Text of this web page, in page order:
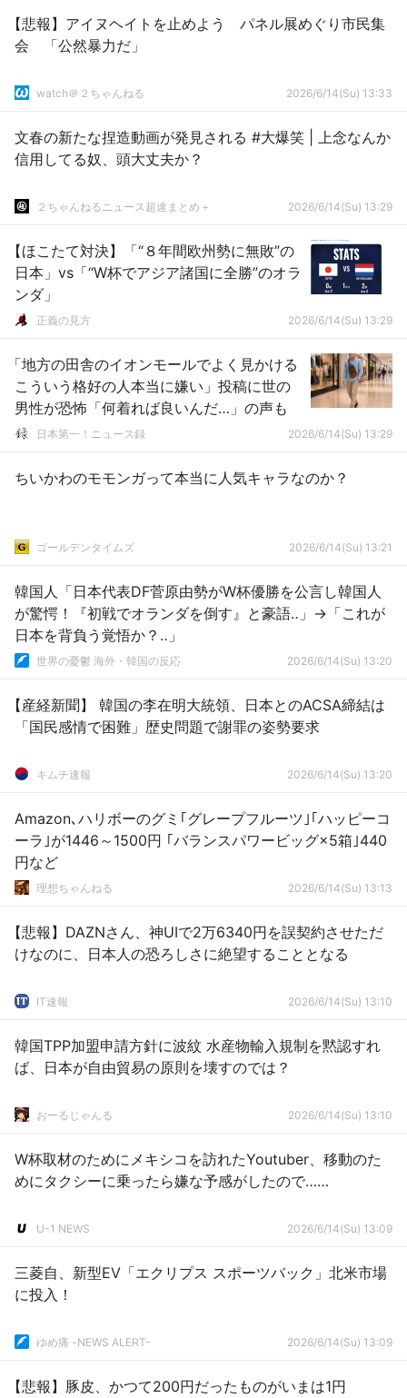
【悲報】アイヌヘイトを止めよう パネル展めぐり市民集
会 「公然暴力だ」
watch＠２ちゃんねる 2026/6/14(Su) 13:33
文春の新たな捏造動画が発見される #大爆笑 | 上念なんか
信用してる奴、頭大丈夫か？
２ちゃんねるニュース超速まとめ＋ 2026/6/14(Su) 13:29
【ほこたて対決】「“８年間欧州勢に無敗”の
日本」vs「“W杯でアジア諸国に全勝”のオラ
ンダ」
正義の見方 2026/6/14(Su) 13:29
「地方の田舎のイオンモールでよく見かける
こういう格好の人本当に嫌い」投稿に世の
男性が恐怖「何着れば良いんだ…」の声も
日本第一！ニュース録 2026/6/14(Su) 13:29
ちいかわのモモンガって本当に人気キャラなのか？
ゴールデンタイムズ 2026/6/14(Su) 13:21
韓国人「日本代表DF菅原由勢がW杯優勝を公言し韓国人
が驚愕！『初戦でオランダを倒す』と豪語‥」→「これが
日本を背負う覚悟か？‥」
世界の憂鬱 海外・韓国の反応 2026/6/14(Su) 13:20
【産経新聞】 韓国の李在明大統領、日本とのACSA締結は
「国民感情で困難」歴史問題で謝罪の姿勢要求
キムチ速報 2026/6/14(Su) 13:20
Amazon､ハリボーのグミ｢グレープフルーツ｣｢ハッピーコ
ーラ｣が1446～1500円 ｢バランスパワービッグ×5箱｣440
円など
理想ちゃんねる 2026/6/14(Su) 13:13
【悲報】DAZNさん、神UIで2万6340円を誤契約させただ
けなのに、日本人の恐ろしさに絶望することとなる
IT速報 2026/6/14(Su) 13:10
韓国TPP加盟申請方針に波紋 水産物輸入規制を黙認すれ
ば、日本が自由貿易の原則を壊すのでは？
おーるじゃんる 2026/6/14(Su) 13:10
W杯取材のためにメキシコを訪れたYoutuber、移動のた
めにタクシーに乗ったら嫌な予感がしたので……
U-1 NEWS 2026/6/14(Su) 13:09
三菱自、新型EV「エクリプス スポーツバック」北米市場
に投入！
ゆめ痛 -NEWS ALERT- 2026/6/14(Su) 13:09
【悲報】豚皮、かつて200円だったものがいまは1円